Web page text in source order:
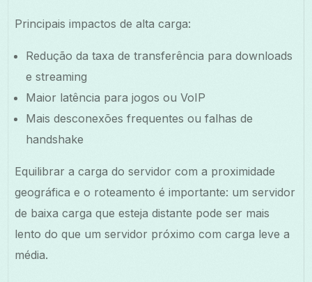
Principais impactos de alta carga:
Redução da taxa de transferência para downloads
e streaming
Maior latência para jogos ou VoIP
Mais desconexões frequentes ou falhas de
handshake
Equilibrar a carga do servidor com a proximidade
geográfica e o roteamento é importante: um servidor
de baixa carga que esteja distante pode ser mais
lento do que um servidor próximo com carga leve a
média.